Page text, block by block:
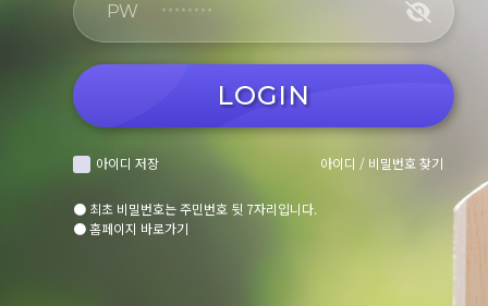
PW
LOGIN
아이디 저장 아이디 / 비밀번호 찾기
● 최초 비밀번호는 주민번호 뒷 7자리입니다.
● 홈페이지 바로가기